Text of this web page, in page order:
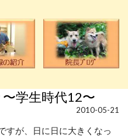
学生時代12〜
2010-05-21
すが、日に日に大きくなっ